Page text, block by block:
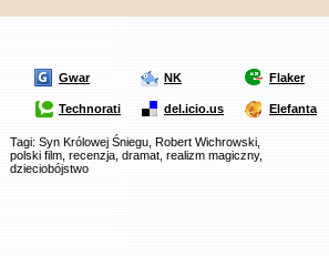
Gwar NK Flaker
Technorati del.icio.us Elefanta
Tagi: Syn Królowej Śniegu, Robert Wichrowski,
polski film, recenzja, dramat, realizm magiczny,
dzieciobójstwo